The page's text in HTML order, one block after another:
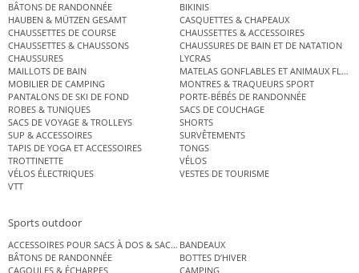
BÂTONS DE RANDONNÉE
BIKINIS
HAUBEN & MÜTZEN GESAMT
CASQUETTES & CHAPEAUX
CHAUSSETTES DE COURSE
CHAUSSETTES & ACCESSOIRES
CHAUSSETTES & CHAUSSONS
CHAUSSURES DE BAIN ET DE NATATION
CHAUSSURES
LYCRAS
MAILLOTS DE BAIN
MATELAS GONFLABLES ET ANIMAUX
MOBILIER DE CAMPING
MONTRES & TRAQUEURS SPORT
PANTALONS DE SKI DE FOND
PORTE-BÉBÉS DE RANDONNÉE
ROBES & TUNIQUES
SACS DE COUCHAGE
SACS DE VOYAGE & TROLLEYS
SHORTS
SUP & ACCESSOIRES
SURVÊTEMENTS
TAPIS DE YOGA ET ACCESSOIRES
TONGS
TROTTINETTE
VÉLOS
VÉLOS ÉLECTRIQUES
VESTES DE TOURISME
VTT
Sports outdoor
ACCESSOIRES POUR SACS À DOS & SACS ÉTANCHES
BANDEAUX
BÂTONS DE RANDONNÉE
BOTTES D’HIVER
CAGOULES & ÉCHARPES
CAMPING